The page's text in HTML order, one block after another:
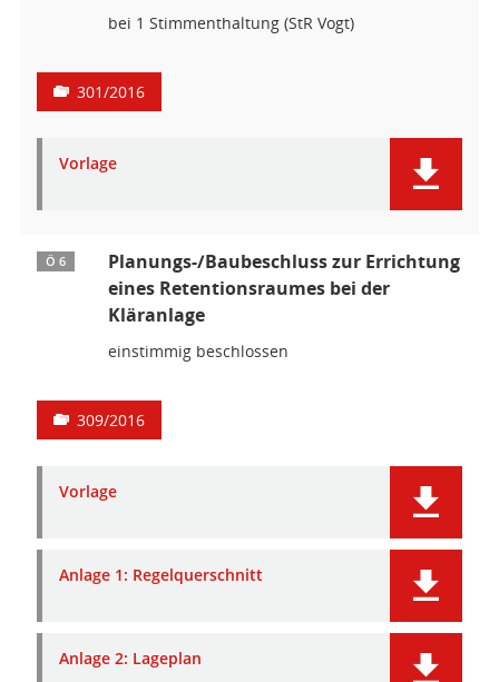
bei 1 Stimmenthaltung (StR Vogt)
301/2016
Vorlage
Ö 6
Planungs-/Baubeschluss zur Errichtung
eines Retentionsraumes bei der
Kläranlage
einstimmig beschlossen
309/2016
Vorlage
Anlage 1: Regelquerschnitt
Anlage 2: Lageplan